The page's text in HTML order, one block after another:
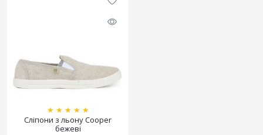
★ ★ ★ ★ ★
Сліпони з льону Cooper
бежеві